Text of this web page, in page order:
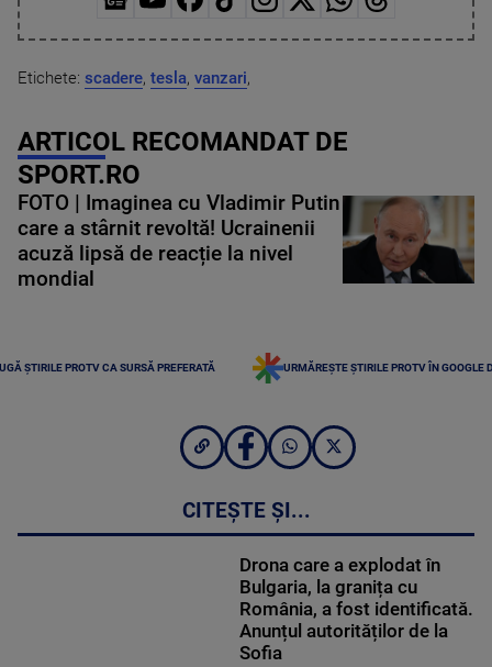
Etichete: scadere, tesla, vanzari,
ARTICOL RECOMANDAT DE
SPORT.RO
FOTO | Imaginea cu Vladimir Putin
care a stârnit revoltă! Ucrainenii
acuză lipsă de reacție la nivel
mondial
ȘTIRILE PROTV CA SURSĂ PREFERATĂ URMĂREȘTE ȘTIRILE PROTV ÎN GOOGLE
CITEȘTE ȘI...
Drona care a explodat în
Bulgaria, la granița cu
România, a fost identificată.
Anunțul autorităților de la
Sofia